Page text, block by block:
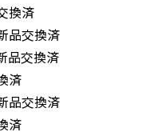
換済
品交換済
品交換済
済
品交換済
済